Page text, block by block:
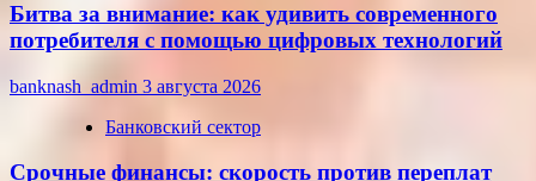
Битва за внимание: как удивить современного
потребителя с помощью цифровых технологий
banknash_admin 3 августа 2026
Банковский сектор
Срочные финансы: скорость против переплат